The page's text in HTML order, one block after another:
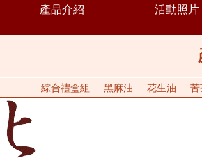
產品介紹 活動照片
綜合禮盒組 黑麻油 花生油 苦